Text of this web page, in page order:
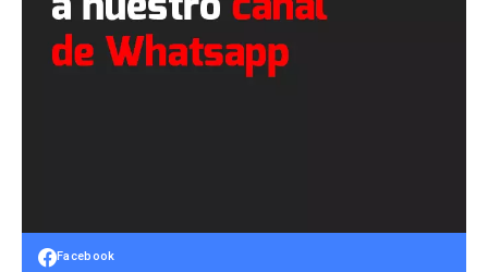
Facebook